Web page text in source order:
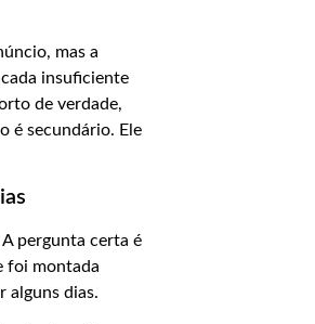
mas a
insuficiente
de verdade,
é secundário. Ele
pergunta certa é
foi montada
alguns dias.